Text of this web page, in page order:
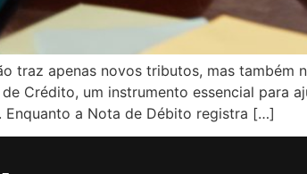
traz apenas novos tributos, mas
Crédito, um instrumento essencial para
Enquanto a Nota de Débito registra […]